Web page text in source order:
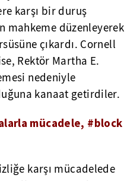
karşı bir duruş
mahkeme düzenleyerek
çıkardı. Cornell
Rektör Martha E.
nedeniyle
kanaat getirdiler.
mücadele, #block
karşı mücadelede